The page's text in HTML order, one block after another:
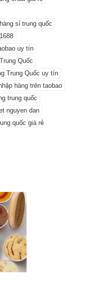
sỉ trung quốc
uy tín
Quốc
Trung Quốc uy tín
hàng trên taobao
trung quốc
nguyen dan
quốc giá rẻ